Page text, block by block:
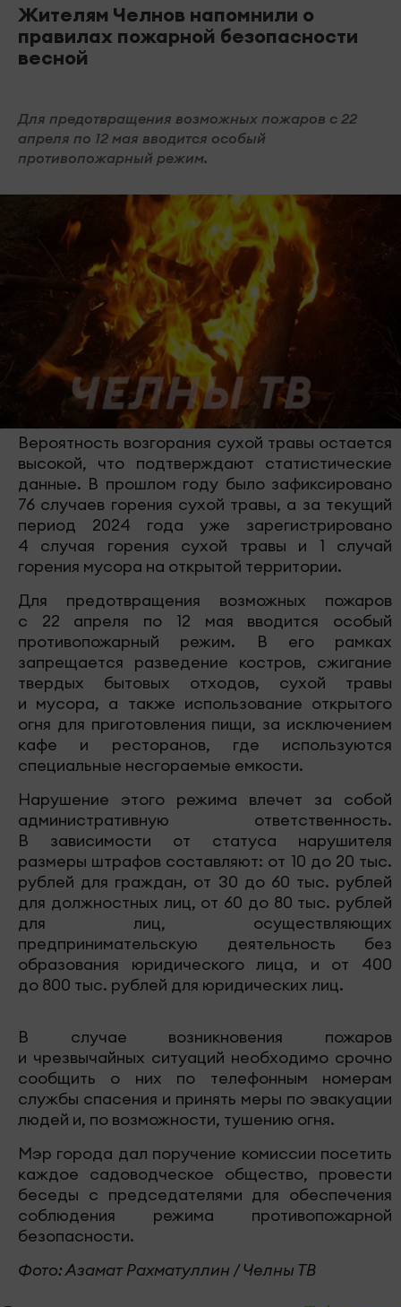
Жителям Челнов напомнили о
правилах пожарной безопасности
весной
Для предотвращения возможных пожаров с 22
апреля по 12 мая вводится особый
противопожарный режим.
Вероятность возгорания сухой травы остается
высокой, что подтверждают статистические
данные. В прошлом году было зафиксировано
76 случаев горения сухой травы, а за текущий
период 2024 года уже зарегистрировано
4 случая горения сухой травы и 1 случай
горения мусора на открытой территории.
Для предотвращения возможных пожаров
с 22 апреля по 12 мая вводится особый
противопожарный режим. В его рамках
запрещается разведение костров, сжигание
твердых бытовых отходов, сухой травы
и мусора, а также использование открытого
огня для приготовления пищи, за исключением
кафе и ресторанов, где используются
специальные несгораемые емкости.
Нарушение этого режима влечет за собой
административную ответственность.
В зависимости от статуса нарушителя
размеры штрафов составляют: от 10 до 20 тыс.
рублей для граждан, от 30 до 60 тыс. рублей
для должностных лиц, от 60 до 80 тыс. рублей
для лиц, осуществляющих
предпринимательскую деятельность без
образования юридического лица, и от 400
до 800 тыс. рублей для юридических лиц.
В случае возникновения пожаров
и чрезвычайных ситуаций необходимо срочно
сообщить о них по телефонным номерам
службы спасения и принять меры по эвакуации
людей и, по возможности, тушению огня.
Мэр города дал поручение комиссии посетить
каждое садоводческое общество, провести
беседы с председателями для обеспечения
соблюдения режима противопожарной
безопасности.
Фото: Азамат Рахматуллин / Челны ТВ